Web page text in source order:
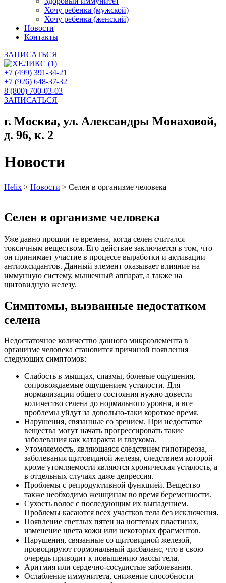
Хочу ребенка (мужской)
Хочу ребенка (женский)
Новости
Контакты
ЗАПИСАТЬСЯ
+7 (499) 391-34-21
+7 (926) 648-37-32
8 (800) 700-03-03
ЗАПИСАТЬСЯ
г. Москва, ул. Александры Монаховой,
д. 96, к. 2
Новости
Helix > Новости > Селен в организме человека
Селен в организме человека
Уже давно прошли те времена, когда селен считался
токсичным веществом. Его действие заключается в том, что
он принимает участие в процессе выработки и активации
антиоксидантов. Данный элемент оказывает влияние на
иммунную систему, мышечный аппарат, а также на
щитовидную железу.
Симптомы, вызванные недостатком
селена
Недостаточное количество данного микроэлемента в
организме человека становится причиной появления
следующих симптомов:
Слабость в мышцах, спазмы, болевые ощущения,
сопровождаемые ощущением усталости. Для
нормализации общего состояния нужно довести
количество селена до нормального уровня, и все
проблемы уйдут за довольно-таки короткое время.
Нарушения, связанные со зрением. При недостатке
вещества могут начать прогрессировать такие
заболевания как катаракта и глаукома.
Утомляемость, являющаяся следствием гипотиреоза,
заболевания щитовидной железы, следствием которой
кроме утомляемости являются хроническая усталость, а
в отдельных случаях даже депрессия.
Проблемы с репродуктивной функцией. Вещество
также необходимо женщинам во время беременности.
Сухость волос с последующим их выпадением.
Проблемы касаются всех участков тела без исключения.
Появление светлых пятен на ногтевых пластинах,
изменение цвета кожи или некоторых фрагментов.
Нарушения, связанные со щитовидной железой,
провоцируют гормональный дисбаланс, что в свою
очередь приводит к повышению массы тела.
Аритмия или сердечно-сосудистые заболевания.
Ослабление иммунитета, снижение способности